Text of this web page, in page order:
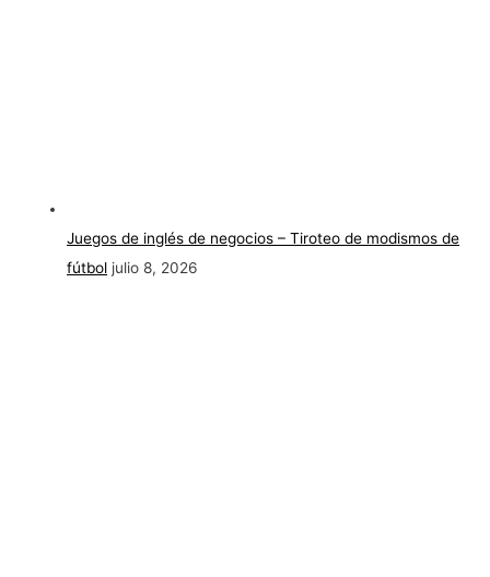
Juegos de inglés de negocios – Tiroteo de modismos de
fútbol julio 8, 2026